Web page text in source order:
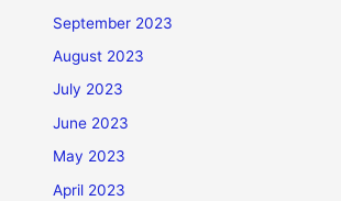
September 2023
August 2023
July 2023
June 2023
May 2023
April 2023